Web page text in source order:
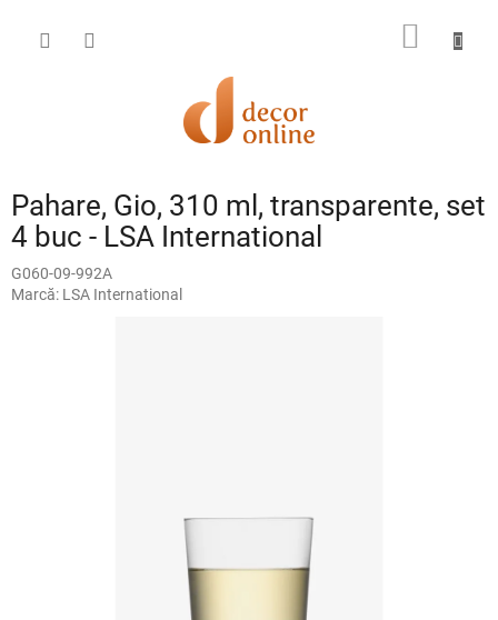
conținut
COŞ
Pahare, Gio, 310 ml, transparente, set
4 buc - LSA International
G060-09-992A
Marcă: LSA International